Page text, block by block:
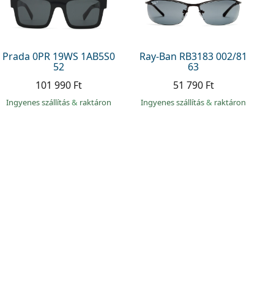
Prada 0PR 19WS 1AB5S0
52
101 990 Ft
Ingyenes szállítás& raktáron
Ray-Ban RB3183 002/81
63
51 790 Ft
Ingyenes szállítás& raktáron